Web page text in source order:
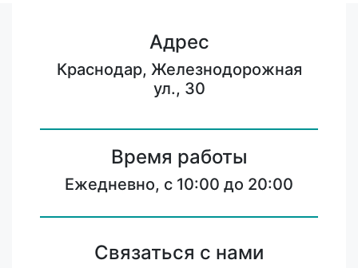
Адрес
Краснодар, Железнодорожная
ул., 30
Время работы
Ежедневно, с 10:00 до 20:00
Связаться с нами